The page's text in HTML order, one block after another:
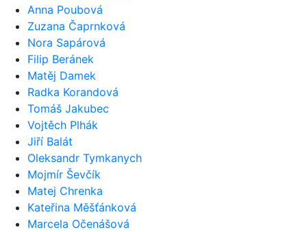
Anna Poubová
Zuzana Čaprnková
Nora Sapárová
Filip Beránek
Matěj Damek
Radka Korandová
Tomáš Jakubec
Vojtěch Plhák
Jiří Balát
Oleksandr Tymkanych
Mojmír Ševčík
Matej Chrenka
Kateřina Měšťánková
Marcela Očenášová